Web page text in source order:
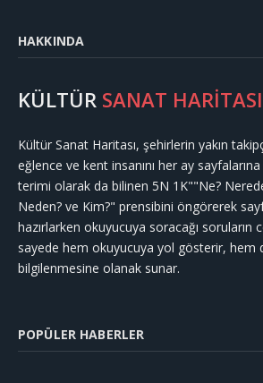
HAKKINDA
KÜLTÜR SANAT HARİTASI
Kültür Sanat Haritası, şehirlerin yakın
eğlence ve kent insanını her ay
terimi olarak da bilinen 5N 1K""Ne?
Neden? ve Kim?" prensibini öngörerek
hazırlarken okuyucuya soracağı soruların
sayede hem okuyucuya yol gösterir, hem
bilgilenmesine olanak sunar.
POPÜLER HABERLER